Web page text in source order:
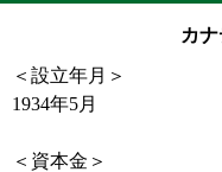
カ
＜設立年月＞
1934年5月
＜資本金＞